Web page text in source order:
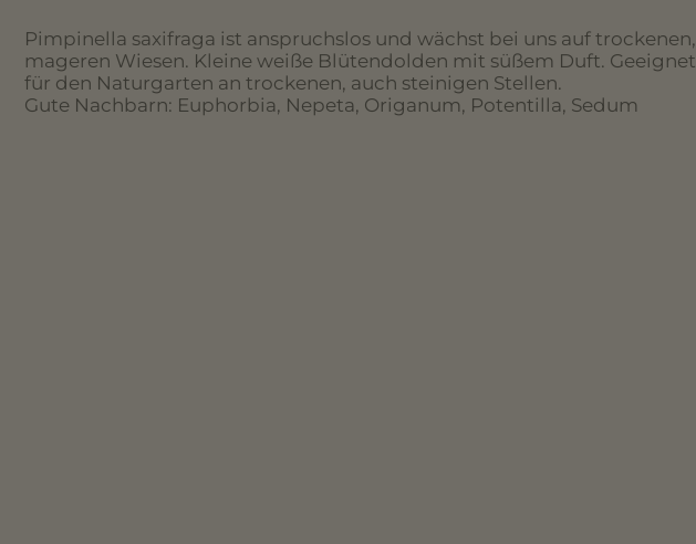
Pimpinella saxifraga ist anspruchslos und wächst bei uns auf trockenen,
mageren Wiesen. Kleine weiße Blütendolden mit süßem Duft. Geeignet
für den Naturgarten an trockenen, auch steinigen Stellen.
Gute Nachbarn: Euphorbia, Nepeta, Origanum, Potentilla, Sedum